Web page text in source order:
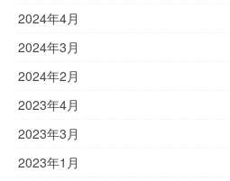
2024年4月
2024年3月
2024年2月
2023年4月
2023年3月
2023年1月